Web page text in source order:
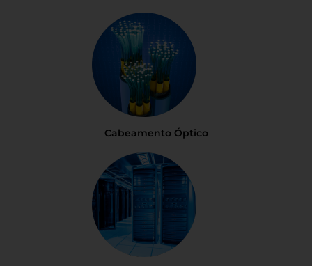
Cabeamento Óptico